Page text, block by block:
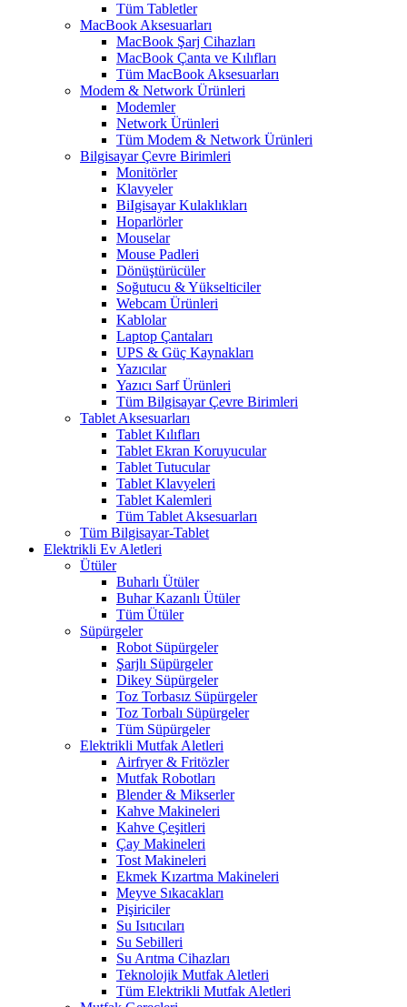
Tüm Tabletler
MacBook Aksesuarları
MacBook Şarj Cihazları
MacBook Çanta ve Kılıfları
Tüm MacBook Aksesuarları
Modem & Network Ürünleri
Modemler
Network Ürünleri
Tüm Modem & Network Ürünleri
Bilgisayar Çevre Birimleri
Monitörler
Klavyeler
BiIgisayar Kulaklıkları
Hoparlörler
Mouselar
Mouse Padleri
Dönüştürücüler
Soğutucu & Yükselticiler
Webcam Ürünleri
Kablolar
Laptop Çantaları
UPS & Güç Kaynakları
Yazıcılar
Yazıcı Sarf Ürünleri
Tüm Bilgisayar Çevre Birimleri
Tablet Aksesuarları
Tablet Kılıfları
Tablet Ekran Koruyucular
Tablet Tutucular
Tablet Klavyeleri
Tablet Kalemleri
Tüm Tablet Aksesuarları
Tüm Bilgisayar-Tablet
Elektrikli Ev Aletleri
Ütüler
Buharlı Ütüler
Buhar Kazanlı Ütüler
Tüm Ütüler
Süpürgeler
Robot Süpürgeler
Şarjlı Süpürgeler
Dikey Süpürgeler
Toz Torbasız Süpürgeler
Toz Torbalı Süpürgeler
Tüm Süpürgeler
Elektrikli Mutfak Aletleri
Airfryer & Fritözler
Mutfak Robotları
Blender & Mikserler
Kahve Makineleri
Kahve Çeşitleri
Çay Makineleri
Tost Makineleri
Ekmek Kızartma Makineleri
Meyve Sıkacakları
Pişiriciler
Su Isıtıcıları
Su Sebilleri
Su Arıtma Cihazları
Teknolojik Mutfak Aletleri
Tüm Elektrikli Mutfak Aletleri